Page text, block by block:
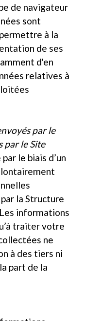
de navigateur
sont
à la
de ses
d'en
relatives à
par le
par le Site
le biais d’un
la Structure
informations
traiter votre
ne
à des tiers ni
part de la